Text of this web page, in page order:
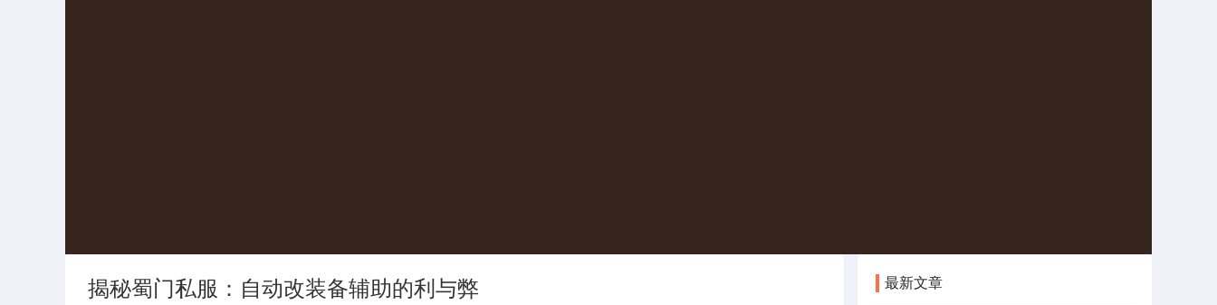
揭秘蜀门私服：自动改装备辅助的利与弊 最新文章